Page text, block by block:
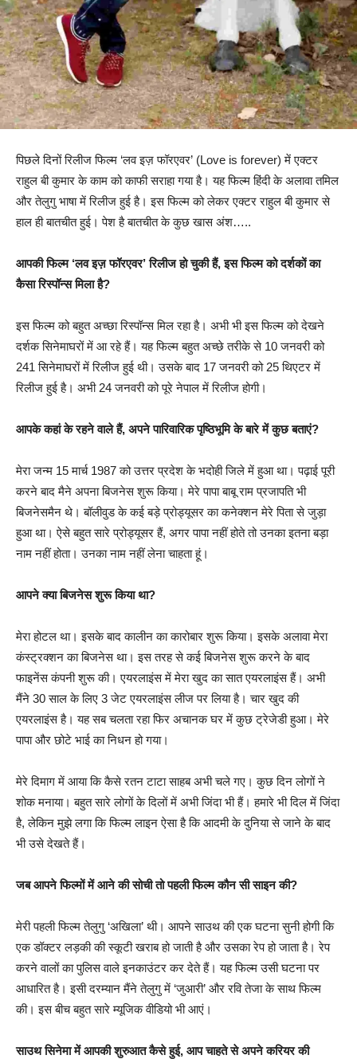
पिछले दिनों रिलीज फिल्म ‘लव इज़ फॉरएवर’ (Love is forever) में एक्टर
राहुल बी कुमार के काम को काफी सराहा गया है। यह फिल्म हिंदी के अलावा तमिल
और तेलुगु भाषा में रिलीज हुई है। इस फिल्म को लेकर एक्टर राहुल बी कुमार से
हाल ही बातचीत हुई। पेश है बातचीत के कुछ खास अंश…..
आपकी फिल्म ‘लव इज़ फॉरएवर’ रिलीज हो चुकी हैं, इस फिल्म को दर्शकों का
कैसा रिस्पॉन्स मिला है?
इस फिल्म को बहुत अच्छा रिस्पॉन्स मिल रहा है। अभी भी इस फिल्म को देखने
दर्शक सिनेमाघरों में आ रहे हैं। यह फिल्म बहुत अच्छे तरीके से 10 जनवरी को
241 सिनेमाघरों में रिलीज हुई थी। उसके बाद 17 जनवरी को 25 थिएटर में
रिलीज हुई है। अभी 24 जनवरी को पूरे नेपाल में रिलीज होगी।
आपके कहां के रहने वाले हैं, अपने पारिवारिक पृष्ठिभूमि के बारे में कुछ बताएं?
मेरा जन्म 15 मार्च 1987 को उत्तर प्रदेश के भदोही जिले में हुआ था। पढ़ाई पूरी
करने बाद मैने अपना बिजनेस शुरू किया। मेरे पापा बाबू राम प्रजापति भी
बिजनेसमैन थे। बॉलीवुड के कई बड़े प्रोड्यूसर का कनेक्शन मेरे पिता से जुड़ा
हुआ था। ऐसे बहुत सारे प्रोड्यूसर हैं, अगर पापा नहीं होते तो उनका इतना बड़ा
नाम नहीं होता। उनका नाम नहीं लेना चाहता हूं।
आपने क्या बिजनेस शुरू किया था?
मेरा होटल था। इसके बाद कालीन का कारोबार शुरू किया। इसके अलावा मेरा
कंस्ट्रक्शन का बिजनेस था। इस तरह से कई बिजनेस शुरू करने के बाद
फाइनेंस कंपनी शुरू की। एयरलाइंस में मेरा खुद का सात एयरलाइंस हैं। अभी
मैंने 30 साल के लिए 3 जेट एयरलाइंस लीज पर लिया है। चार खुद की
एयरलाइंस है। यह सब चलता रहा फिर अचानक घर में कुछ ट्रेजेडी हुआ। मेरे
पापा और छोटे भाई का निधन हो गया।
मेरे दिमाग में आया कि कैसे रतन टाटा साहब अभी चले गए। कुछ दिन लोगों ने
शोक मनाया। बहुत सारे लोगों के दिलों में अभी जिंदा भी हैं। हमारे भी दिल में जिंदा
है, लेकिन मुझे लगा कि फिल्म लाइन ऐसा है कि आदमी के दुनिया से जाने के बाद
भी उसे देखते हैं।
जब आपने फिल्मों में आने की सोची तो पहली फिल्म कौन सी साइन की?
मेरी पहली फिल्म तेलुगु ‘अखिला’ थी। आपने साउथ की एक घटना सुनी होगी कि
एक डॉक्टर लड़की की स्कूटी खराब हो जाती है और उसका रेप हो जाता है। रेप
करने वालों का पुलिस वाले इनकाउंटर कर देते हैं। यह फिल्म उसी घटना पर
आधारित है। इसी दरम्यान मैंने तेलुगु में ‘जुआरी’ और रवि तेजा के साथ फिल्म
की। इस बीच बहुत सारे म्यूजिक वीडियो भी आएं।
साउथ सिनेमा में आपकी शुरुआत कैसे हुई, आप चाहते से अपने करियर की